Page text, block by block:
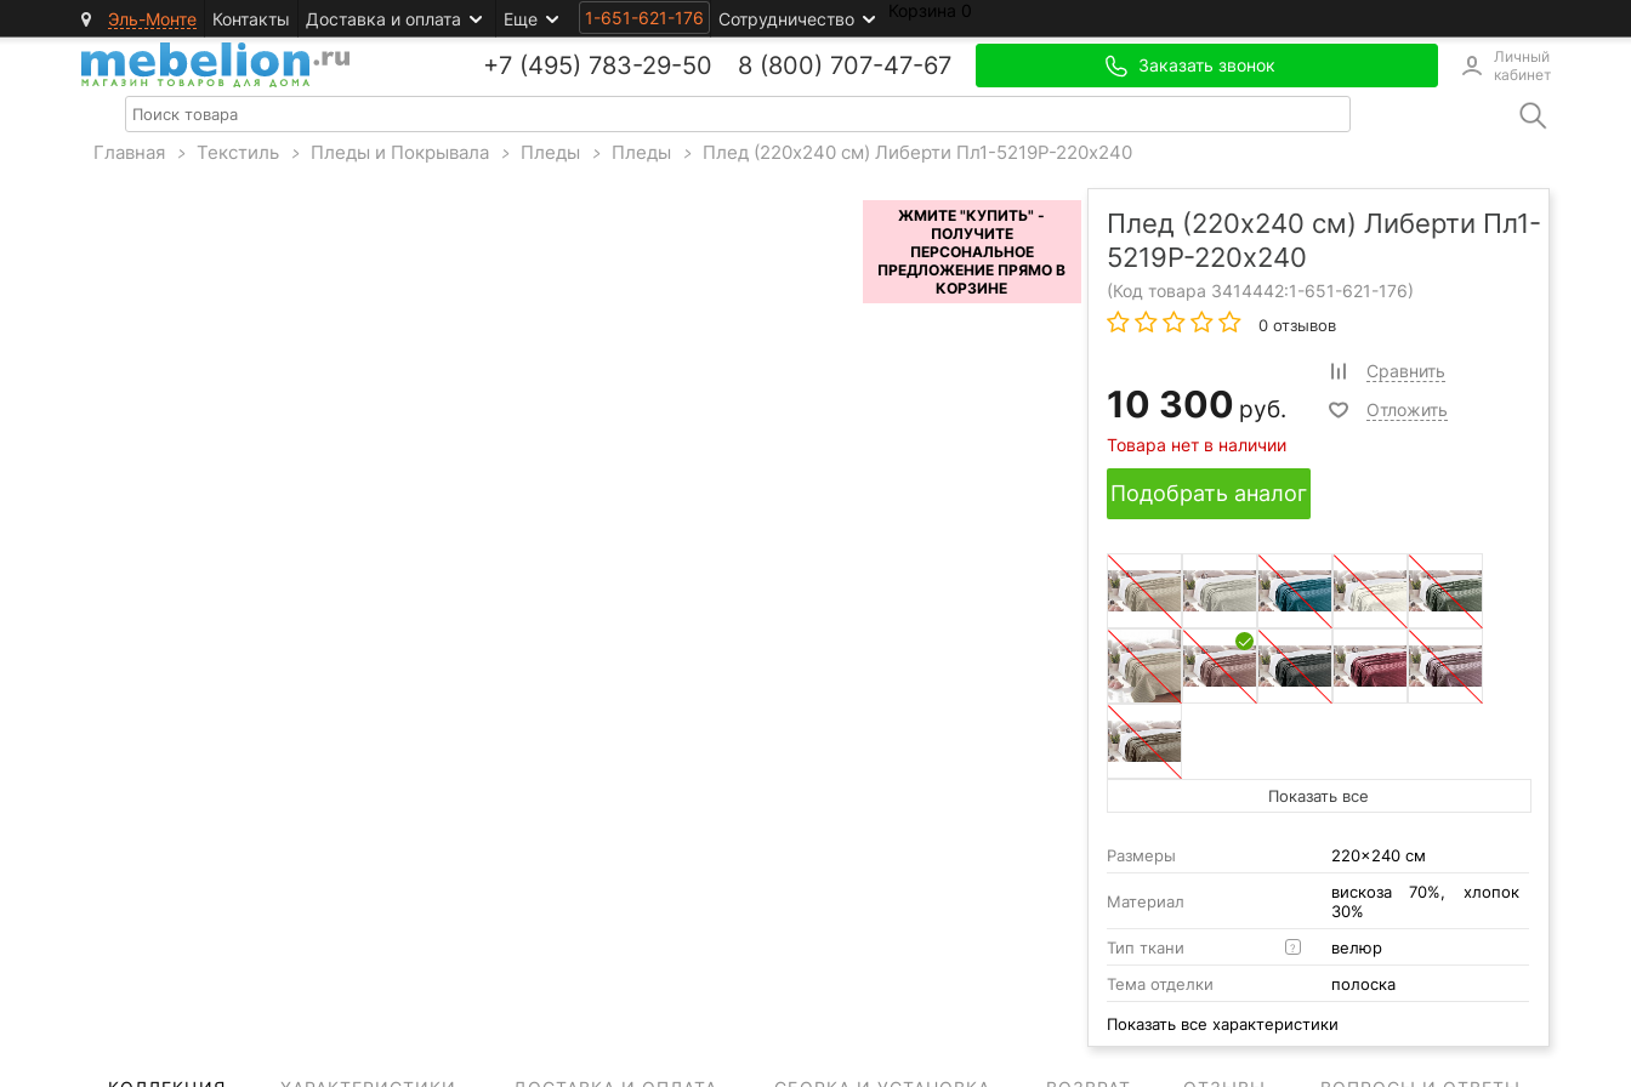
Эль-Монте Контакты Доставка и оплата Еще 1-651-621-176 Сотрудничество Корзина 0
+7 (495) 783-29-50 8 (800) 707-47-67 Заказать звонок
Личный
кабинет
Главная > Текстиль > Пледы и Покрывала > Пледы > Пледы > Плед (220x240 см) Либерти Пл1-5219Р-220х240
Плед (220x240 см) Либерти Пл1-
5219Р-220х240
(Код товара 3414442:1-651-621-176)
0 отзывов
10 300 руб.
Товара нет в наличии
Сравнить
Отложить
Подобрать аналог
Показать все
Размеры 220x240 см
Материал
вискоза 70%, хлопок
30%
Тип ткани
?
велюр
Тема отделки
полоска
Показать все характеристики